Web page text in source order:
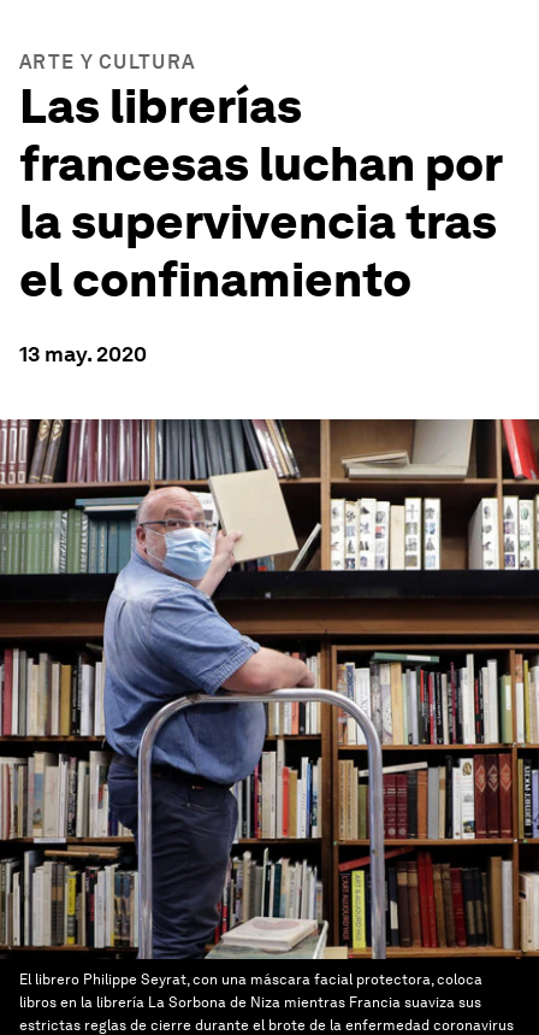
ARTE Y CULTURA
Las librerías
francesas luchan por
la supervivencia tras
el confinamiento
13 may. 2020
El librero Philippe Seyrat, con una máscara facial protectora, coloca
libros en la librería La Sorbona de Niza mientras Francia suaviza sus
estrictas reglas de cierre durante el brote de la enfermedad coronavirus